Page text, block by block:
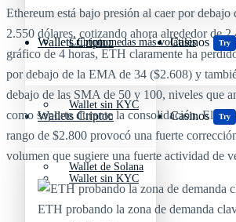
Wallets Cripto
Wallet sin KYC
Wallet de Solana
Casinos Try
Criptomonedas más volátiles
Wallets Cripto
Wallet sin KYC
Casinos Try
Ethereum está bajo presión al caer por
2.550 dólares, cotizando ahora alrededor de
gráfico de 4 horas, ETH claramente ha
por debajo de la EMA de 34 ($2.608) y
debajo de las SMA de 50 y 100, niveles que
como soporte durante la consolidación. El
rango de $2.800 provocó una fuerte
volumen que sugiere una fuerte actividad de
ETH probando la zona de demanda